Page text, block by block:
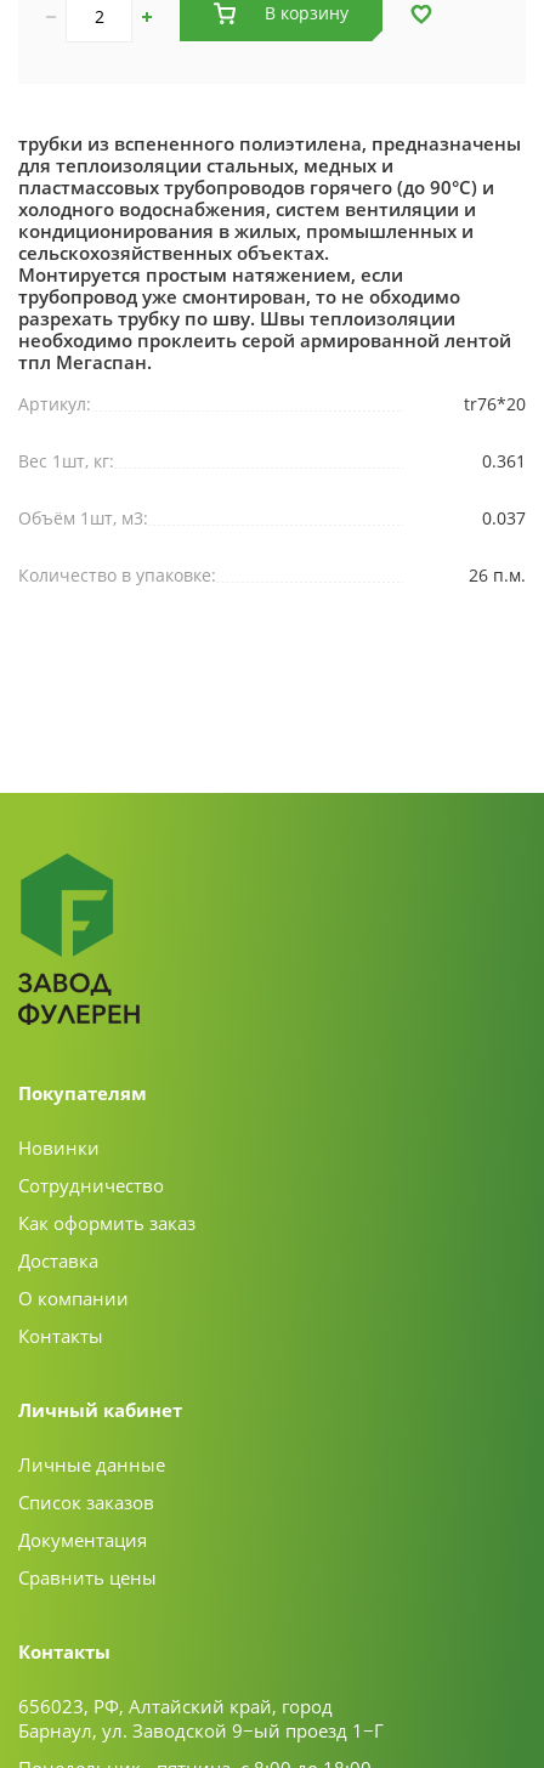
В корзину
трубки из вспененного полиэтилена, предназначены
для теплоизоляции стальных, медных и
пластмассовых трубопроводов горячего (до 90°С) и
холодного водоснабжения, систем вентиляции и
кондиционирования в жилых, промышленных и
сельскохозяйственных объектах.
Монтируется простым натяжением, если
трубопровод уже смонтирован, то не обходимо
разрехать трубку по шву. Швы теплоизоляции
необходимо проклеить серой армированной лентой
тпл Мегаспан.
Артикул: tr76*20
Вес 1шт, кг: 0.361
Объём 1шт, м3: 0.037
Количество в упаковке: 26 п.м.
Покупателям
Новинки
Сотрудничество
Как оформить заказ
Доставка
О компании
Контакты
Личный кабинет
Личные данные
Список заказов
Документация
Сравнить цены
Контакты
656023, РФ, Алтайский край, город
Барнаул, ул. Заводской 9−ый проезд 1−Г